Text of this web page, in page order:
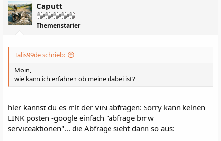
Caputt
Themenstarter
Talis99de schrieb:
Moin,
wie kann ich erfahren ob meine dabei ist?
hier kannst du es mit der VIN abfragen: Sorry kann keinen
LINK posten -google einfach "abfrage bmw
serviceaktionen"... die Abfrage sieht dann so aus: